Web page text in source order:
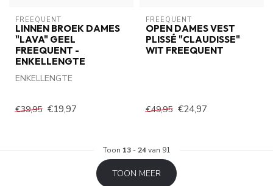
FREEQUENT
LINNEN BROEK DAMES
"LAVA" GEEL
FREEQUENT -
ENKELLENGTE
ENKELLENGTE
€39,95 €19,97
FREEQUENT
OPEN DAMES VEST
PLISSÉ "CLAUDISSE"
WIT FREEQUENT
€49,95 €24,97
Toon 13- 24van 91
TOON MEER